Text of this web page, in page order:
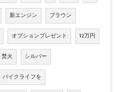
新エンジン ブラウン
オプションプレゼント 12万円
焚火 シルバー
バイクライフを